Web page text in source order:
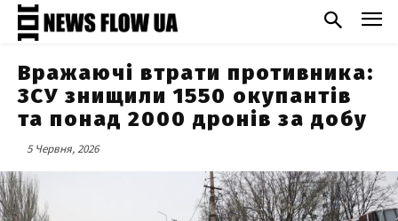
Вражаючі втрати противника:
ЗСУ знищили 1550 окупантів
та понад 2000 дронів за добу
5 Червня, 2026